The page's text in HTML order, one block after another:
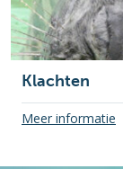
Klachten
Meer informatie